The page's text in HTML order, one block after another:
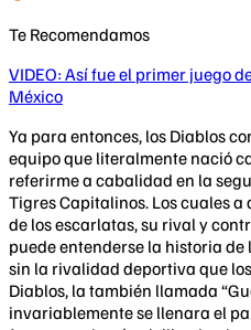
Te Recomendamos
VIDEO: Así fue el primer juego
México
Ya para entonces, los Diablos
equipo que literalmente nació
referirme a cabalidad en la
Tigres Capitalinos. Los cuales a
de los escarlatas, su rival y
puede entenderse la historia de
sin la rivalidad deportiva que
Diablos, la también llamada
invariablemente se llenara el